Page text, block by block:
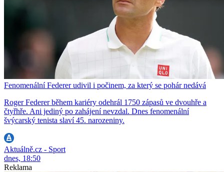
Fenomenální Federer udivil i počinem, za který se pohár nedává
Roger Federer během kariéry odehrál 1750 zápasů ve dvouhře a
čtyřhře. Ani jediný po zahájení nevzdal. Dnes fenomenální
švýcarský tenista slaví 45. narozeniny.
Aktuálně.cz - Sport
dnes, 18:50
Reklama